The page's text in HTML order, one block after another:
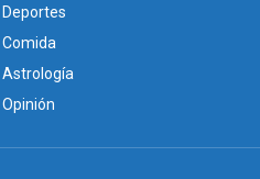
Deportes
Comida
Astrología
Opinión